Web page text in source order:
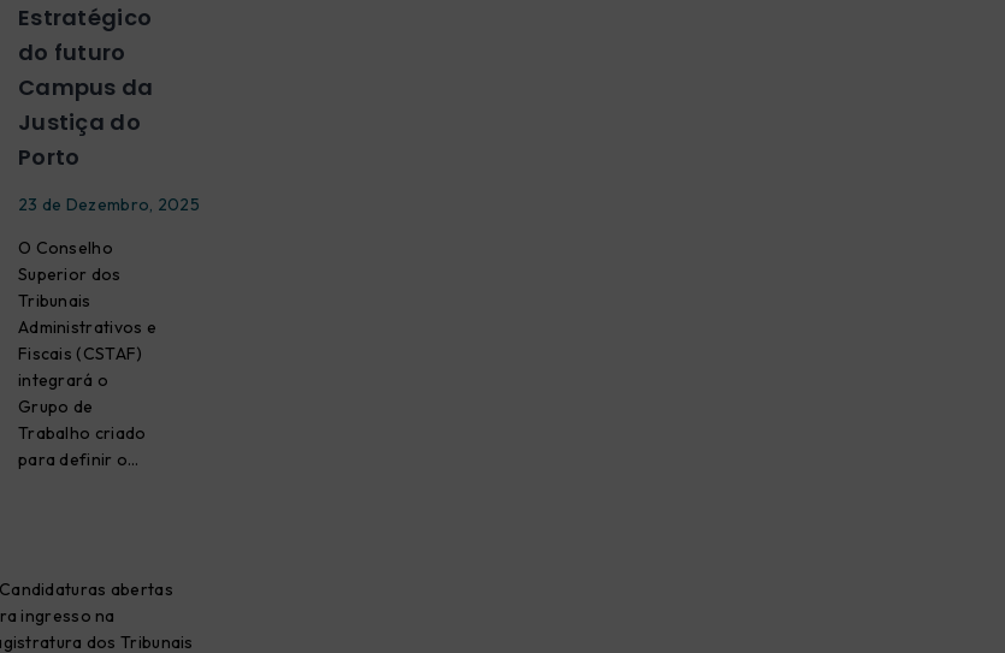
Estratégico
do futuro
Campus da
Justiça do
Porto
23 de Dezembro, 2025
O Conselho
Superior dos
Tribunais
Administrativos e
Fiscais (CSTAF)
integrará o
Grupo de
Trabalho criado
para definir o…